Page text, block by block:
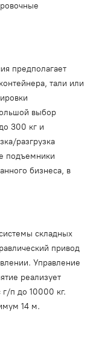
предполагает
тали или
выбор
300 кг и
разгрузка
подъемники
бизнеса, в
складных
привод
Управление
реализует
п до 10000 кг.
14 м.